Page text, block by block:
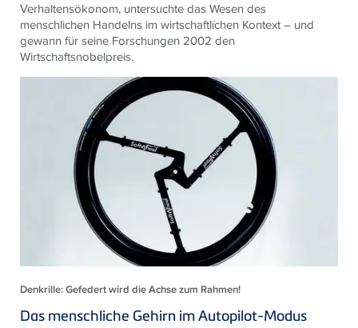
Verhaltensökonom, untersuchte das Wesen des
menschlichen Handelns im wirtschaftlichen Kontext – und
gewann für seine Forschungen 2002 den
Wirtschaftsnobelpreis.
Denkrille: Gefedert wird die Achse zum Rahmen!
Das menschliche Gehirn im Autopilot-Modus